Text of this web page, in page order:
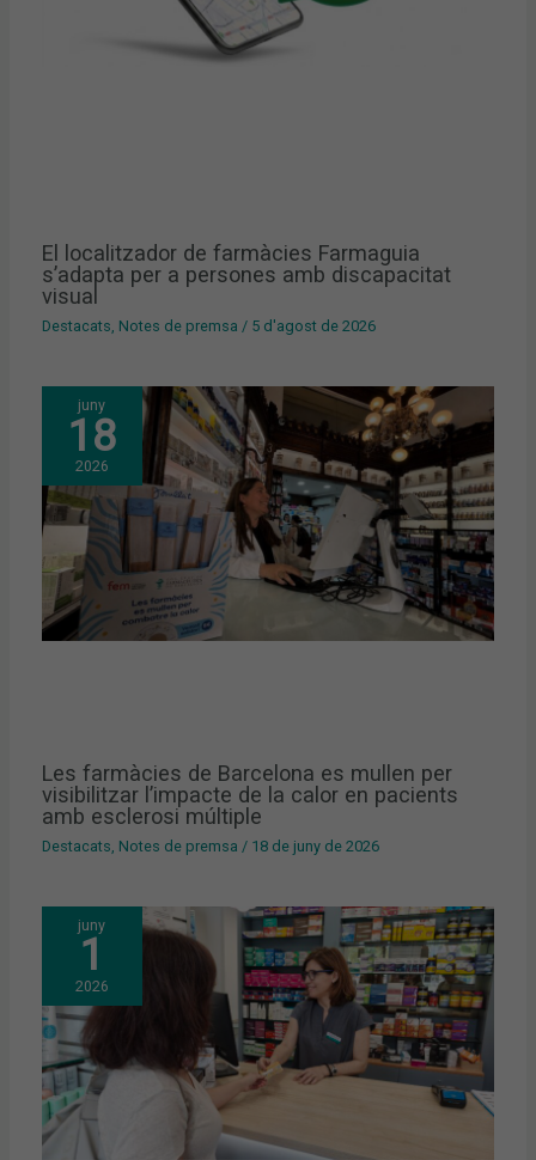
El localitzador de farmàcies Farmaguia
s’adapta per a persones amb discapacitat
visual
Destacats, Notes de premsa / 5 d'agost de 2026
juny
18
2026
Les farmàcies de Barcelona es mullen per
visibilitzar l’impacte de la calor en pacients
amb esclerosi múltiple
Destacats Notes de premsa / 18 de juny de 2026
juny
1
2026